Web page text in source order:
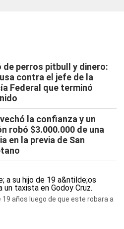
de perros pitbull y dinero:
contra el jefe de la
Federal que terminó
la confianza y un
robó $3.000.000 de una
en la previa de San
años luego de que este robara a